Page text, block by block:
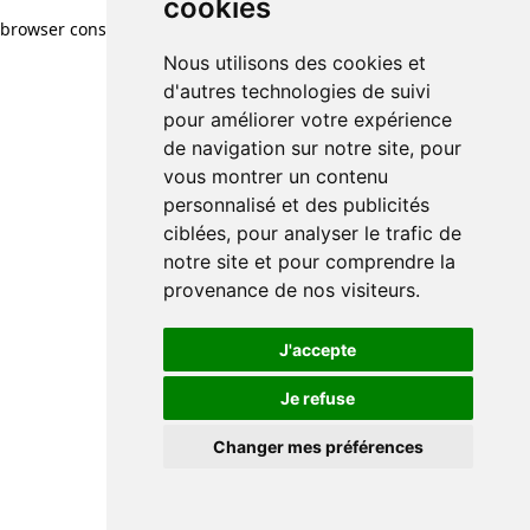
cookies
Nous utilisons des cookies et
d'autres technologies de suivi
pour améliorer votre expérience
de navigation sur notre site, pour
vous montrer un contenu
personnalisé et des publicités
ciblées, pour analyser le trafic de
notre site et pour comprendre la
provenance de nos visiteurs.
J'accepte
Je refuse
Changer mes préférences
browser console for more information)